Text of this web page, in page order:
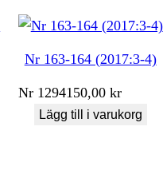
Nr 163-164 (2017:3-4)
Nr 1294150,00 kr
Lägg till i varukorg